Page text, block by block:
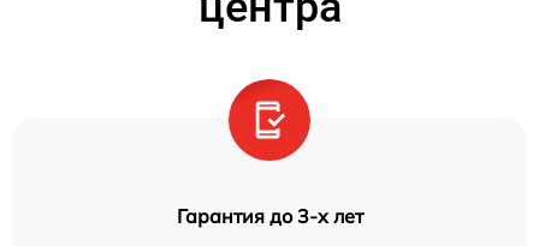
Гарантия до 3-х лет